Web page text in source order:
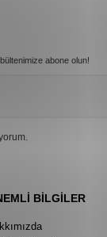
abone olun!
BILGILER